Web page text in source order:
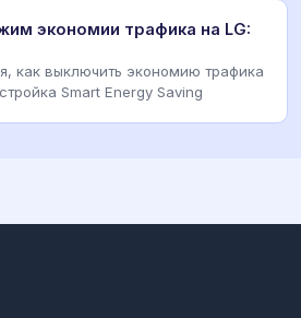
экономии трафика на LG:
как выключить экономию трафика
Smart Energy Saving